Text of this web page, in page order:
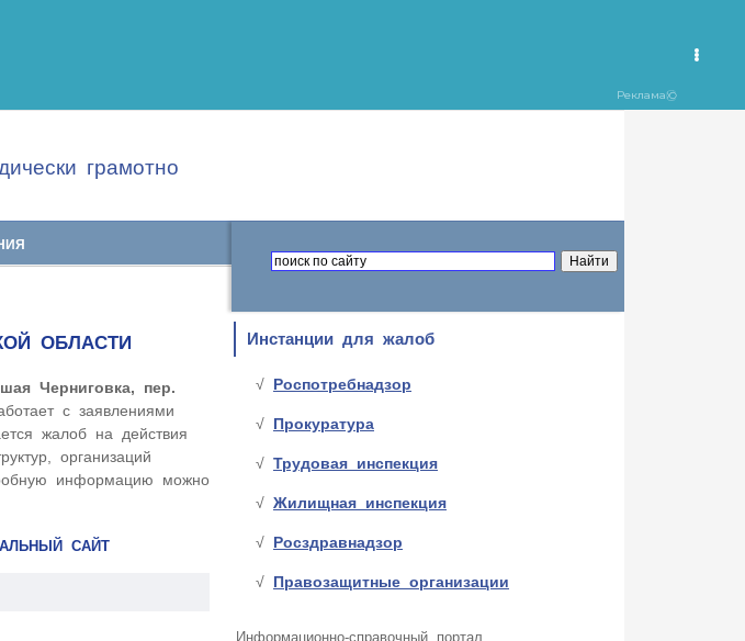
грамотно
ОБЛАСТИ
Черниговка, пер.
с заявлениями
жалоб на действия
организаций
информацию можно
САЙТ
Инстанции для жалоб
Роспотребнадзор
Прокуратура
Трудовая инспекция
Жилищная инспекция
Росздравнадзор
Правозащитные организации
Информационно-справочный портал